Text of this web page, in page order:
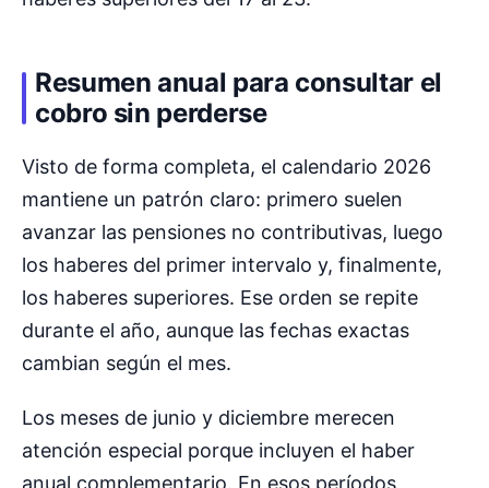
Resumen anual para consultar el
cobro sin perderse
Visto de forma completa, el calendario 2026
mantiene un patrón claro: primero suelen
avanzar las pensiones no contributivas, luego
los haberes del primer intervalo y, finalmente,
los haberes superiores. Ese orden se repite
durante el año, aunque las fechas exactas
cambian según el mes.
Los meses de junio y diciembre merecen
atención especial porque incluyen el haber
anual complementario. En esos períodos,